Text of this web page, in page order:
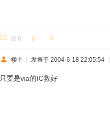
回复
楼主 | 发表于 2004-6-18 22:05:54 |
只要是via的IC救好